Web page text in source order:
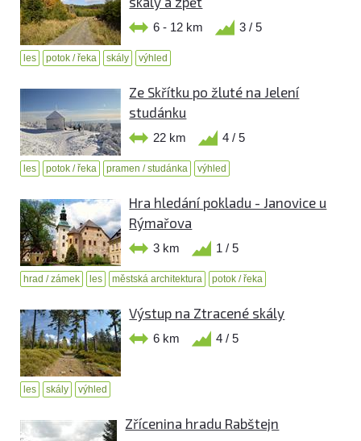
6 - 12 km 3 / 5
les potok / řeka skály výhled
Ze Skřítku po žluté na Jelení
studánku
22 km 4 / 5
les potok / řeka pramen / studánka výhled
Hra hledání pokladu - Janovice u
Rýmařova
3 km 1 / 5
hrad / zámek les městská architektura potok / řeka
Výstup na Ztracené skály
6 km 4 / 5
les skály výhled
Zřícenina hradu Rabštejn